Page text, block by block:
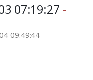
07:19:27 -
09:49:44